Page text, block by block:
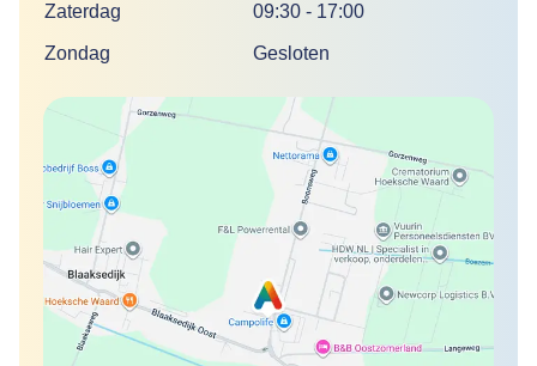
Zaterdag 09:30 - 17:00
Zondag Gesloten